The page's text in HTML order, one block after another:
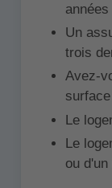
Un
trois
Avez-
Le
Le
ou